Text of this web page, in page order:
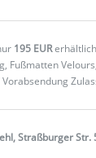
195 EUR
Fußmatten
Straßburger Str.